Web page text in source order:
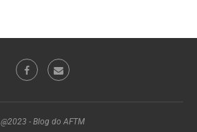
@2023 - Blog do AFTM